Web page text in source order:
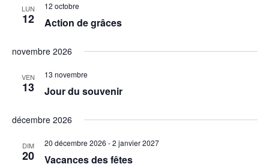
LUN
12
12 octobre
Action de grâces
novembre 2026
VEN
13
13 novembre
Jour du souvenir
décembre 2026
DIM
20
20 décembre 2026 -2 janvier 2027
Vacances des fêtes